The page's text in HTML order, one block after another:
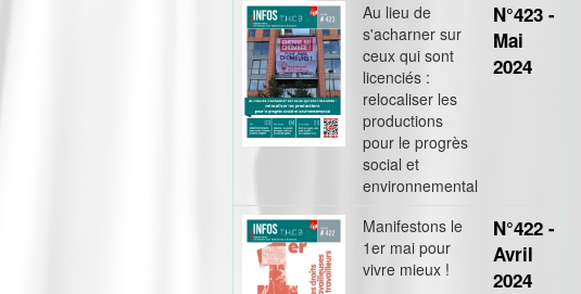
Au lieu de
s'acharner sur
ceux qui sont
licenciés :
relocaliser les
productions
pour le progrès
social et
environnemental
N°423 -
Mai
2024
Manifestons le
1er mai pour
vivre mieux !
N°422 -
Avril
2024